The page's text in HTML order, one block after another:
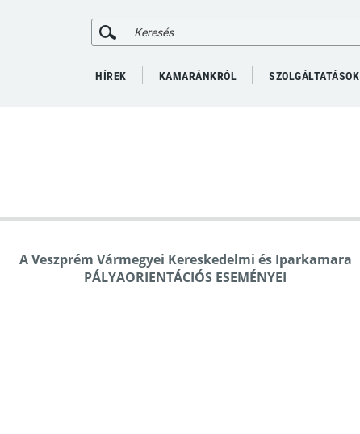
HÍREK KAMARÁNKRÓL SZOLGÁLTATÁSOK
A Veszprém Vármegyei Kereskedelmi és Iparkamara
PÁLYAORIENTÁCIÓS ESEMÉNYEI